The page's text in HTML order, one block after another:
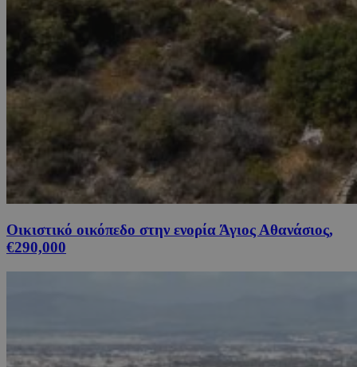
Οικιστικό οικόπεδο στην ενορία Άγιος Αθανάσιος,
€290,000